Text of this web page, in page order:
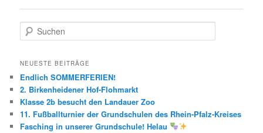
u
h
n
NEUESTE BEITRÄGE
Endlich SOMMERFERIEN!
2. Birkenheidener Hof-Flohmarkt
Klasse 2b besucht den Landauer Zoo
11. Fußballturnier der Grundschulen des Rhein-Pfalz-Kreises
Fasching in unserer Grundschule! Helau